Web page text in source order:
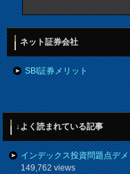
ネット証券会社
SBI証券メリット
↓よく読まれている記事
インデックス投資問題点デ
149,762 views